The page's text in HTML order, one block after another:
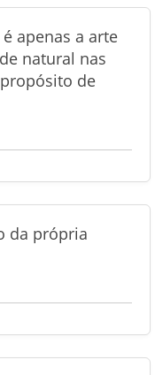
apenas a arte
natural nas
de
da própria